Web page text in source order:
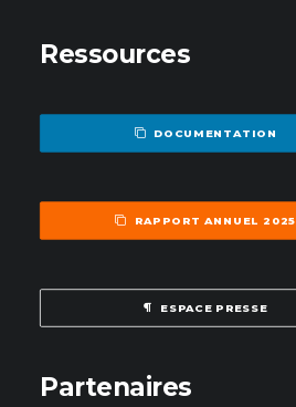
Ressources
DOCUMENTATION
RAPPORT ANNUEL 2025
ESPACE PRESSE
Partenaires